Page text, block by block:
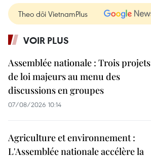
Theo dõi VietnamPlus
VOIR PLUS
Assemblée nationale : Trois projets
de loi majeurs au menu des
discussions en groupes
07/08/2026 10:14
Agriculture et environnement :
L'Assemblée nationale accélère la